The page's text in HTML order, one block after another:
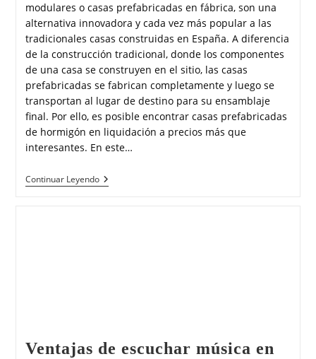
modulares o casas prefabricadas en fábrica, son una
alternativa innovadora y cada vez más popular a las
tradicionales casas construidas en España. A diferencia
de la construcción tradicional, donde los componentes
de una casa se construyen en el sitio, las casas
prefabricadas se fabrican completamente y luego se
transportan al lugar de destino para su ensamblaje
final. Por ello, es posible encontrar casas prefabricadas
de hormigón en liquidación a precios más que
interesantes. En este…
Continuar Leyendo
Ventajas de escuchar música en